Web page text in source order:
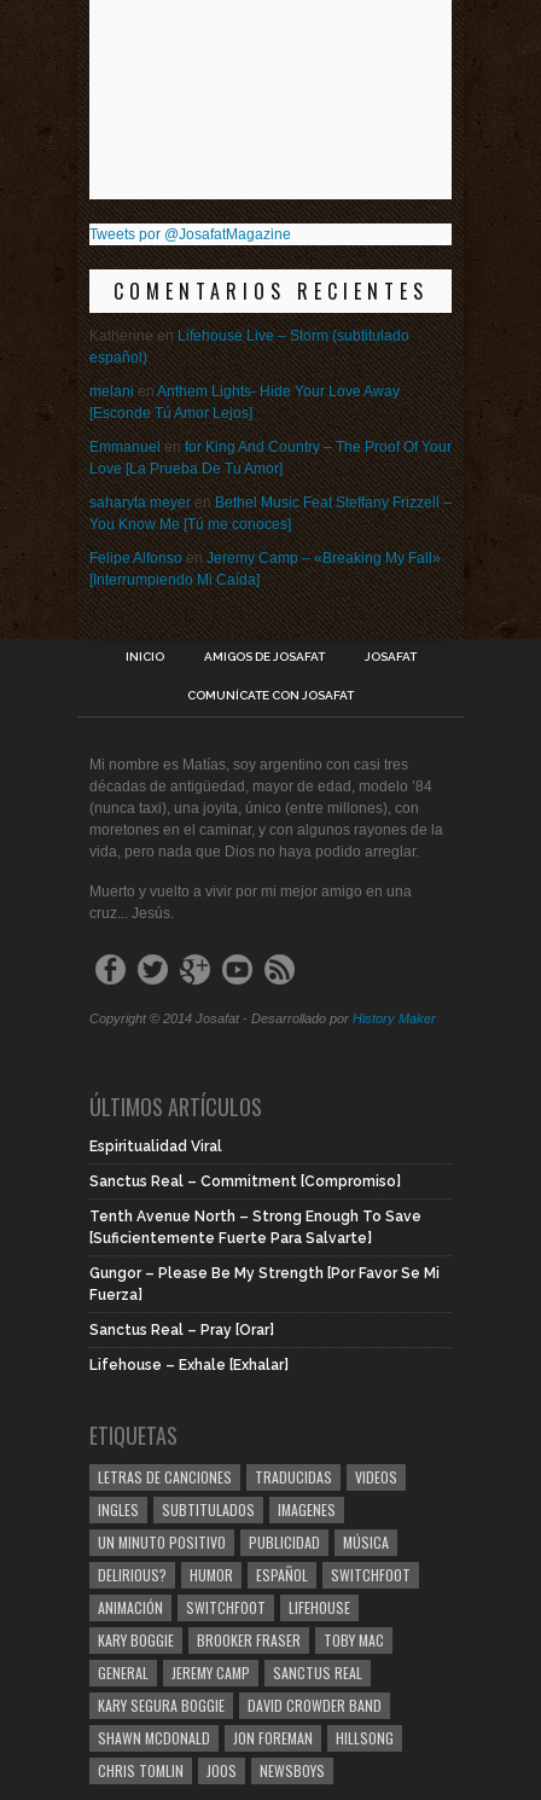
Tweets por @JosafatMagazine
COMENTARIOS RECIENTES
KatherineenLifehouse Live – Storm (subtitulado
español)
melanienAnthem Lights- Hide Your Love Away
[Esconde Tú Amor Lejos]
Emmanuelenfor King And Country – The Proof Of Your
Love [La Prueba De Tu Amor]
saharyta meyerenBethel Music Feat Steffany Frizzell –
You Know Me [Tú me conoces]
Felipe AlfonsoenJeremy Camp – «Breaking My Fall»
[Interrumpiendo Mi Caída]
INICIO AMIGOS DE JOSAFAT JOSAFAT
COMUNÍCATE CON JOSAFAT
Mi nombre es Matías, soy argentino con casi tres
décadas de antigüedad, mayor de edad, modelo ’84
(nunca taxi), una joyita, único (entre millones), con
moretones en el caminar, y con algunos rayones de la
vida, pero nada que Dios no haya podido arreglar.
Muerto y vuelto a vivir por mi mejor amigo en una
cruz... Jesús.
Copyright © 2014 Josafat - Desarrollado por History Maker
ÚLTIMOS ARTÍCULOS
Espiritualidad Viral
Sanctus Real – Commitment [Compromiso]
Tenth Avenue North – Strong Enough To Save
[Suficientemente Fuerte Para Salvarte]
Gungor – Please Be My Strength [Por Favor Se Mi
Fuerza]
Sanctus Real – Pray [Orar]
Lifehouse – Exhale [Exhalar]
ETIQUETAS
LETRAS DE CANCIONES TRADUCIDAS
VIDEOS
INGLES
SUBTITULADOS
IMAGENES
UN MINUTO POSITIVO
PUBLICIDAD
MÚSICA
DELIRIOUS?
HUMOR ESPAÑOL
SWITCHFOOT
ANIMACIÓN
SWITCHFOOT
LIFEHOUSE
KARY BOGGIE
BROOKER FRASER
TOBY MAC
GENERAL
JEREMY CAMP
SANCTUS REAL
KARY SEGURA BOGGIE
DAVID CROWDER BAND
SHAWN MCDONALD
JON FOREMAN
HILLSONG
CHRIS TOMLIN
JOOS NEWSBOYS